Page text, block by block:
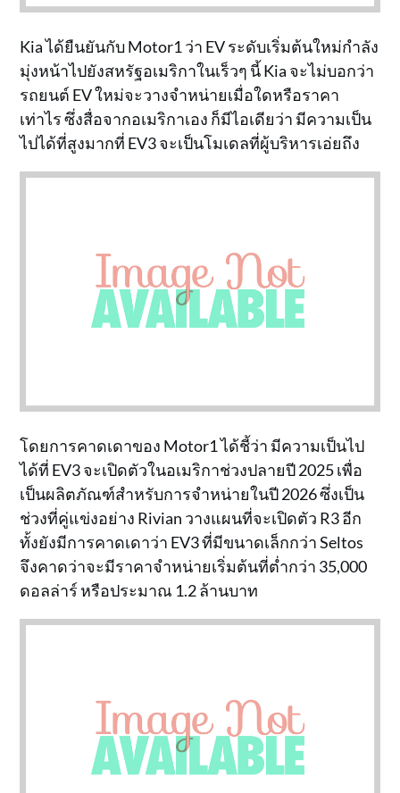
Kia ได้ยืนยันกับ Motor1 ว่า EV ระดับเริ่มต้นใหม่กำลัง
มุ่งหน้าไปยังสหรัฐอเมริกาในเร็วๆ นี้ Kia จะไม่บอกว่า
รถยนต์ EV ใหม่จะวางจำหน่ายเมื่อใดหรือราคา
เท่าไร ซึ่งสื่อจากอเมริกาเอง ก็มีไอเดียว่า มีความเป็น
ไปได้ที่สูงมากที่ EV3 จะเป็นโมเดลที่ผู้บริหารเอ่ยถึง
โดยการคาดเดาของ Motor1 ได้ชี้ว่า มีความเป็นไป
ได้ที่ EV3 จะเปิดตัวในอเมริกาช่วงปลายปี 2025 เพื่อ
เป็นผลิตภัณฑ์สำหรับการจำหน่ายในปี 2026 ซึ่งเป็น
ช่วงที่คู่แข่งอย่าง Rivian วางแผนที่จะเปิดตัว R3 อีก
ทั้งยังมีการคาดเดาว่า EV3 ที่มีขนาดเล็กกว่า Seltos
จึงคาดว่าจะมีราคาจำหน่ายเริ่มต้นที่ต่ำกว่า 35,000
ดอลล่าร์ หรือประมาณ 1.2 ล้านบาท